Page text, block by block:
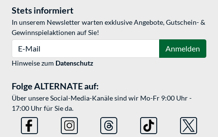
Stets informiert
In unserem Newsletter warten exklusive Angebote, Gutschein- &
Gewinnspielaktionen auf Sie!
Anmelden
Hinweise zum Datenschutz
Folge ALTERNATE auf:
Über unsere Social-Media-Kanäle sind wir Mo-Fr 9:00 Uhr -
17:00 Uhr für Sie da.